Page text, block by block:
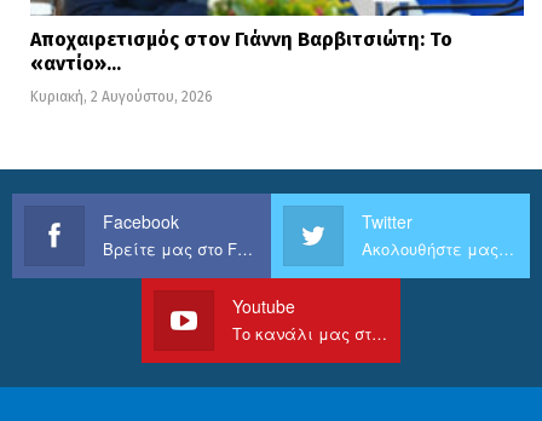
Αποχαιρετισμός στον Γιάννη Βαρβιτσιώτη: Το
«αντίο»…
Κυριακή, 2 Αυγούστου, 2026
Facebook
Βρείτε μας στο Facebook
Twitter
Ακολουθήστε μας στο Twitter
Youtube
Το κανάλι μας στο Youtube